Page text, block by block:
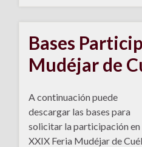
Bases
Mudéjar de
A continuación puede
descargar las bases para
solicitar la participación en
XXIX Feria Mudéjar de